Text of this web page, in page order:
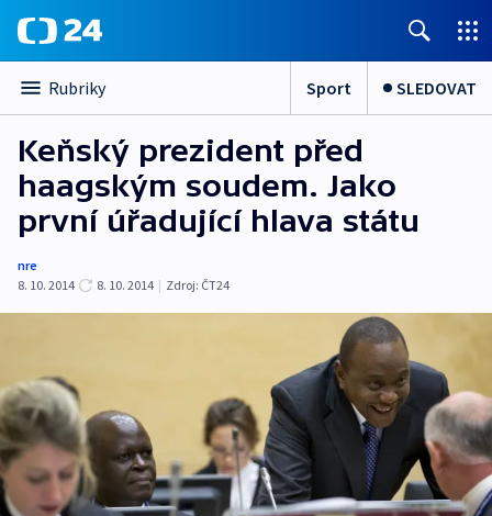
Rubriky Sport SLEDOVAT
Keňský prezident před
haagským soudem. Jako
první úřadující hlava státu
nre
8. 10. 2014
8. 10. 2014 | Zdroj: ČT24